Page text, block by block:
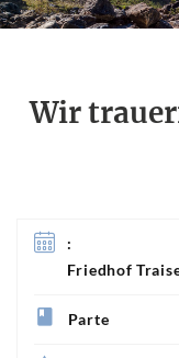
Wir
:
Friedhof
Parte